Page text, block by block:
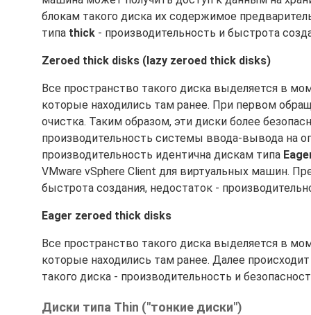
блокам такого диска их содержимое
типа thick - производительность и быстрота
Zeroed thick disks (lazy zeroed thick disks)
Все пространство такого диска выделяется в
которые находились там ранее. При первом
очистка. Таким образом, эти диски более
производительность системы ввода-вывода на
производительность идентична дискам типа
VMware vSphere Client для виртуальных машин.
быстрота создания, недостаток -
Eager zeroed thick disks
Все пространство такого диска выделяется в
которые находились там ранее. Далее
такого диска - производительность и
Диски типа Thin ("тонкие диски")